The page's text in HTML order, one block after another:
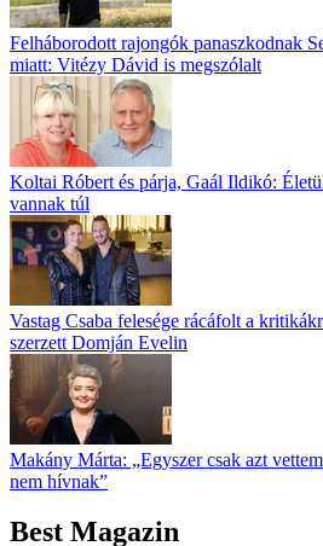
Felháborodott rajongók panaszkodnak
miatt: Vitézy Dávid is megszólalt
Koltai Róbert és párja, Gaál Ildikó:
vannak túl
Vastag Csaba felesége rácáfolt a
szerzett Domján Evelin
Makány Márta: „Egyszer csak azt
nem hívnak”
Best Magazin